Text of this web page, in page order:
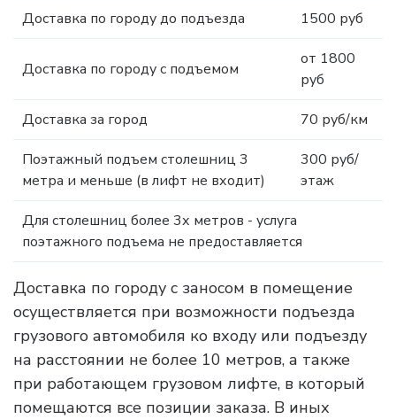
Доставка по городу до подъезда
1500 руб
Доставка по городу с подъемом
от 1800
руб
Доставка за город 70 руб/км
Поэтажный подъем столешниц 3
метра и меньше (в лифт не входит)
300 руб/
этаж
Для столешниц более 3х метров - услуга
поэтажного подъема не предоставляется
Доставка по городу с заносом в помещение
осуществляется при возможности подъезда
грузового автомобиля ко входу или подъезду
на расстоянии не более 10 метров, а также
при работающем грузовом лифте, в который
помещаются все позиции заказа. В иных